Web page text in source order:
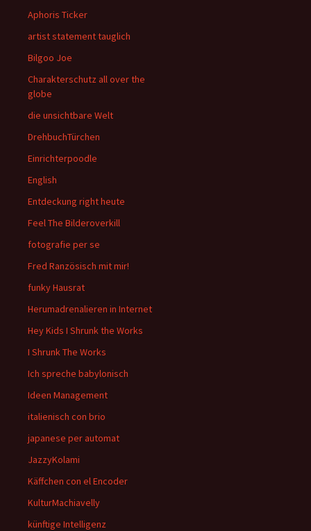
Aphoris Ticker
artist statement tauglich
Bilgoo Joe
Charakterschutz all over the
globe
die unsichtbare Welt
DrehbuchTürchen
Einrichterpoodle
English
Entdeckung right heute
Feel The Bilderoverkill
fotografie per se
Fred Ranzösisch mit mir!
funky Hausrat
Herumadrenalieren in Internet
Hey Kids I Shrunk the Works
I Shrunk The Works
Ich spreche babylonisch
Ideen Management
italienisch con brio
japanese per automat
JazzyKolami
Käffchen con el Encoder
KulturMachiavelly
künftige Intelligenz